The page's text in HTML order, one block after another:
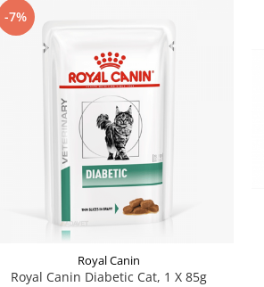
-7%
Royal Canin
Royal Canin Diabetic Cat, 1 X 85g